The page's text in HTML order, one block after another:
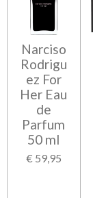
Narciso
Rodrigu
ez For
Her Eau
de
Parfum
50 ml
€ 59,95